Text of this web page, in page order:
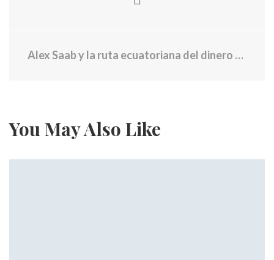
Alex Saab y la ruta ecuatoriana del dinero chavista
You May Also Like